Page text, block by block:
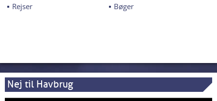
Rejser
Bøger
Nej til Havbrug